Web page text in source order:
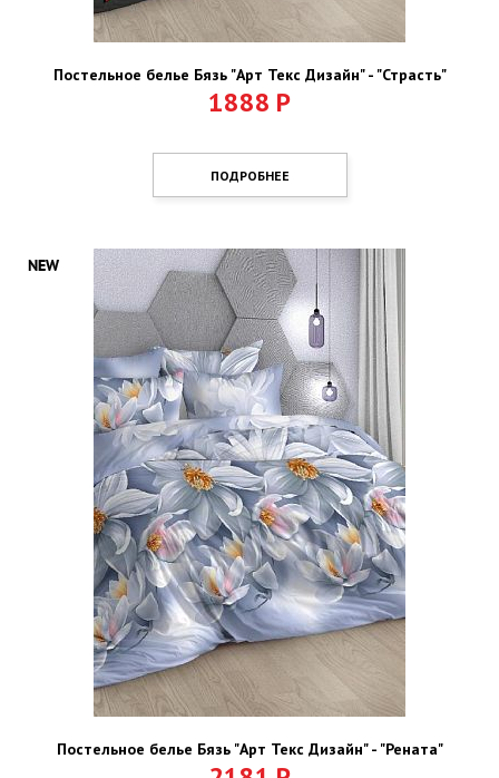
Постельное белье Бязь "Арт Текс Дизайн" - "Страсть"
1888 Р
ПОДРОБНЕЕ
Постельное белье Бязь "Арт Текс Дизайн" - "Рената"